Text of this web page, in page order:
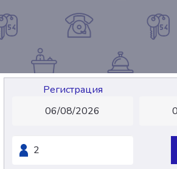
Регистрация